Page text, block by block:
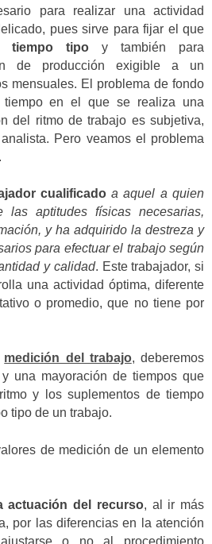
para realizar una actividad
pues sirve para fijar el que
tiempo tipo y también para
de producción exigible a un
mensuales. El problema de fondo
en el que se realiza una
del ritmo de trabajo es subjetiva,
Pero veamos el problema
cualificado a aquel a quien
las aptitudes físicas necesarias,
y ha adquirido la destreza y
para efectuar el trabajo según
y calidad. Este trabajador, si
una actividad óptima, diferente
o promedio, que no tiene por
medición del trabajo, deberemos
una mayoración de tiempos que
y los suplementos de tiempo
tipo de un trabajo.
de medición de un elemento
actuación del recurso, al ir más
por las diferencias en la atención